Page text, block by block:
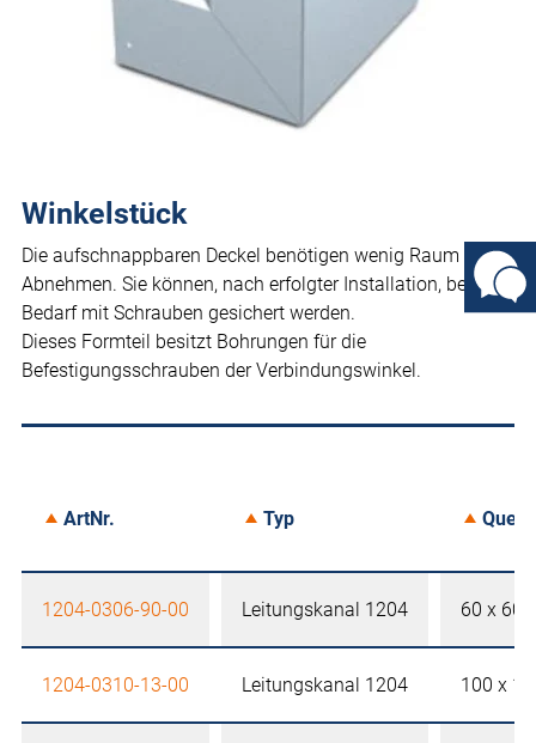
Winkelstück
Die aufschnappbaren Deckel benötigen wenig Raum beim
Abnehmen. Sie können, nach erfolgter Installation, bei
Bedarf mit Schrauben gesichert werden.
Dieses Formteil besitzt Bohrungen für die
Befestigungsschrauben der Verbindungswinkel.
ArtNr. Typ
1204-0306-90-00 Leitungskanal 1204 60 x 60
1204-0310-13-00 Leitungskanal 1204 100 x